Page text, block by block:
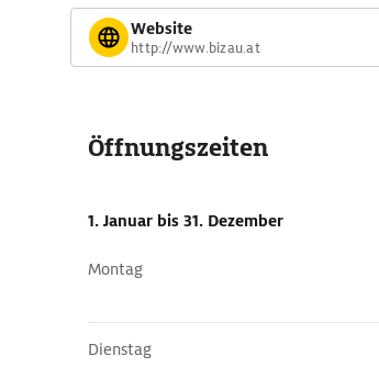
Website
http://www.bizau.at
Öffnungszeiten
1. Januar bis 31. Dezember
Montag
Dienstag